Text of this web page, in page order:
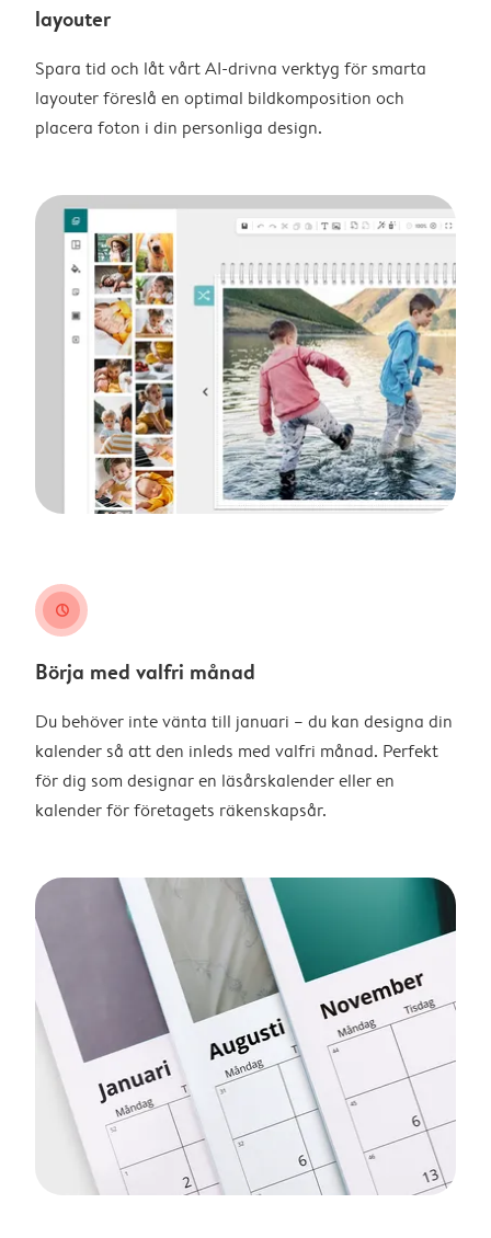
layouter
Spara tid och låt vårt AI-drivna verktyg för smarta
layouter föreslå en optimal bildkomposition och
placera foton i din personliga design.
clock
Börja med valfri månad
Du behöver inte vänta till januari – du kan designa din
kalender så att den inleds med valfri månad. Perfekt
för dig som designar en läsårskalender eller en
kalender för företagets räkenskapsår.